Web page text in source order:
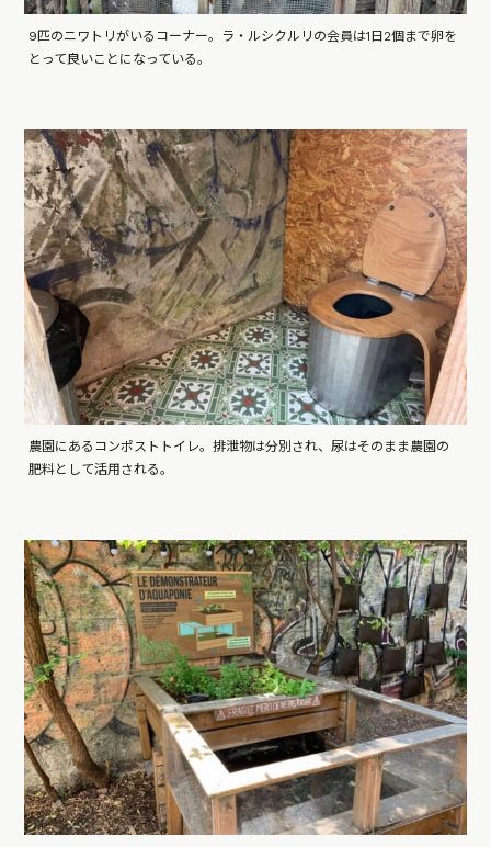
9匹のニワトリがいるコーナー。ラ・ルシクルリの会員は1日2個まで卵を
とって良いことになっている。
農園にあるコンポストトイレ。排泄物は分別され、尿はそのまま農園の
肥料として活用される。